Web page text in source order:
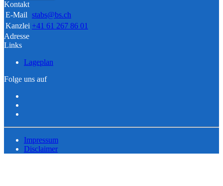
Kontakt
E-Mail stabs@bs.ch
Kanzlei +41 61 267 86 01
Adresse
Links
Lageplan
Folge uns auf
Impressum
Disclaimer